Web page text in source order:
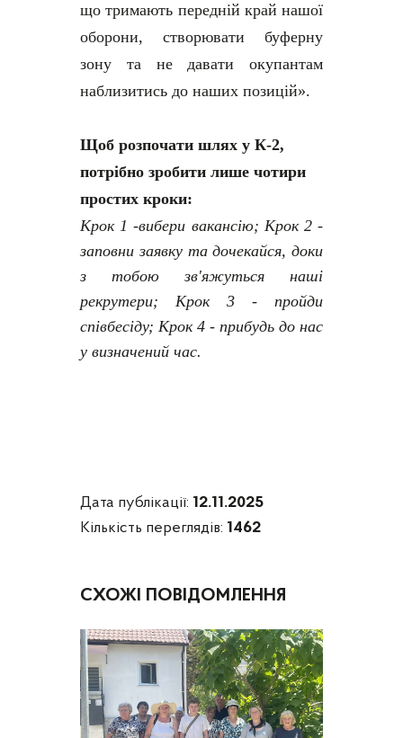
що тримають передній край нашої
оборони, створювати буферну
зону та не давати окупантам
наблизитись до наших позицій».
Щоб розпочати шлях у К-2,
потрібно зробити лише чотири
простих кроки:
Крок 1 -вибери вакансію; Крок 2 -
заповни заявку та дочекайся, доки
з тобою зв'яжуться наші
рекрутери; Крок 3 - пройди
співбесіду; Крок 4 - прибудь до нас
у визначений час.
Дата публікації: 12.11.2025
Кількість переглядів: 1462
СХОЖІ ПОВІДОМЛЕННЯ